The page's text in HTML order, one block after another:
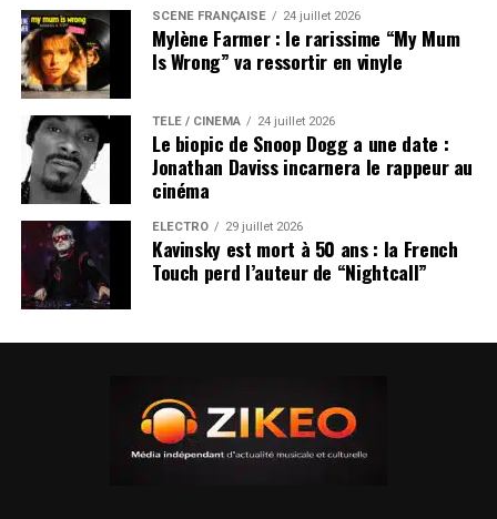
SCÈNE FRANÇAISE 24 juillet 2026
Mylène Farmer : le rarissime “My Mum
Is Wrong” va ressortir en vinyle
TÉLÉ / CINÉMA 24 juillet 2026
Le biopic de Snoop Dogg a une date :
Jonathan Daviss incarnera le rappeur au
cinéma
ÉLECTRO 29 juillet 2026
Kavinsky est mort à 50 ans : la French
Touch perd l’auteur de “Nightcall”